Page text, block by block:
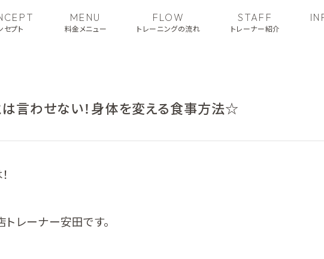
セプト
MENU
料金メニュー
FLOW
トレーニングの流れ
STAFF
トレーナー紹介
は言わせない！身体を変える食事方法☆
レーナー安田です。